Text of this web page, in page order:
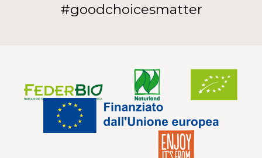
#goodchoicesmatter